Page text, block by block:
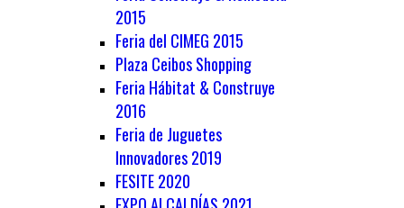
2015
Feria del CIMEG 2015
Plaza Ceibos Shopping
Feria Hábitat & Construye
2016
Feria de Juguetes
Innovadores 2019
FESITE 2020